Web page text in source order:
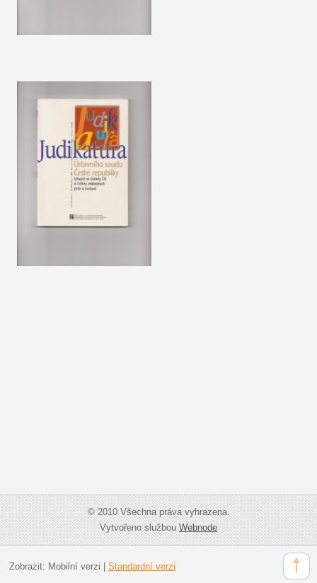
© 2010 Všechna práva vyhrazena.
Vytvořeno službouWebnode
Zobrazit: Mobilní verzi Standardní verzi